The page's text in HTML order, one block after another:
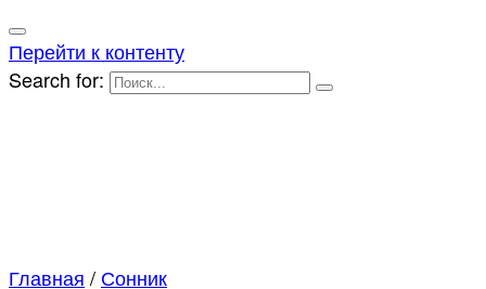
Перейти к контенту
Search for:
Главная / Сонник